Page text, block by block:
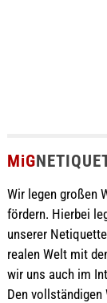
MiG
Wir legen großen
fördern. Hierbei
unserer
realen Welt mit
wir uns auch im
Den